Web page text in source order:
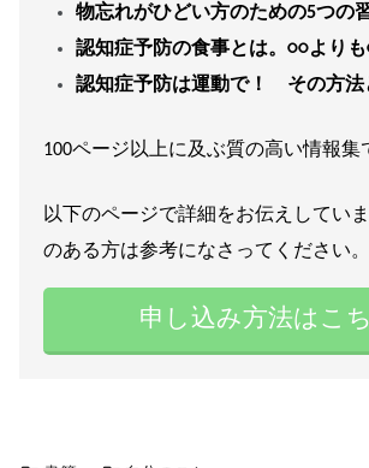
物忘れがひどい方のための5つの
認知症予防の食事とは。○○より
認知症予防は運動で！ その方
100ページ以上に及ぶ質の高い情報集
以下のページで詳細をお伝えしてい
のある方は参考になさってください。
申し込み方法はこ